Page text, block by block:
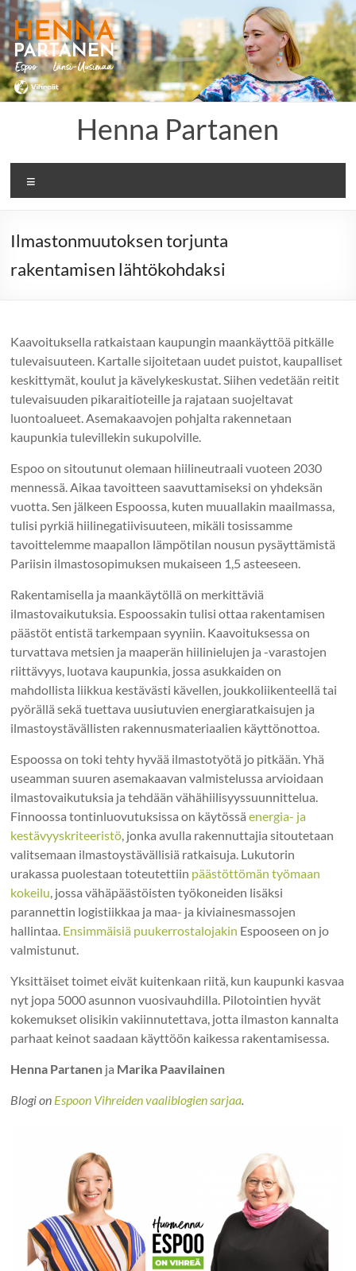
Skip
to
content
Henna Partanen
Ilmastonmuutoksen torjunta
rakentamisen lähtökohdaksi
Kaavoituksella ratkaistaan kaupungin maankäyttöä pitkälle
tulevaisuuteen. Kartalle sijoitetaan uudet puistot, kaupalliset
keskittymät, koulut ja kävelykeskustat. Siihen vedetään reitit
tulevaisuuden pikaraitioteille ja rajataan suojeltavat
luontoalueet. Asemakaavojen pohjalta rakennetaan
kaupunkia tulevillekin sukupolville.
Espoo on sitoutunut olemaan hiilineutraali vuoteen 2030
mennessä. Aikaa tavoitteen saavuttamiseksi on yhdeksän
vuotta. Sen jälkeen Espoossa, kuten muuallakin maailmassa,
tulisi pyrkiä hiilinegatiivisuuteen, mikäli tosissamme
tavoittelemme maapallon lämpötilan nousun pysäyttämistä
Pariisin ilmastosopimuksen mukaiseen 1,5 asteeseen.
Rakentamisella ja maankäytöllä on merkittäviä
ilmastovaikutuksia. Espoossakin tulisi ottaa rakentamisen
päästöt entistä tarkempaan syyniin. Kaavoituksessa on
turvattava metsien ja maaperän hiilinielujen ja -varastojen
riittävyys, luotava kaupunkia, jossa asukkaiden on
mahdollista liikkua kestävästi kävellen, joukkoliikenteellä tai
pyörällä sekä tuettava uusiutuvien energiaratkaisujen ja
ilmastoystävällisten rakennusmateriaalien käyttönottoa.
Espoossa on toki tehty hyvää ilmastotyötä jo pitkään. Yhä
useamman suuren asemakaavan valmistelussa arvioidaan
ilmastovaikutuksia ja tehdään vähähiilisyyssuunnittelua.
Finnoossa tontinluovutuksissa on käytössäenergia- ja
kestävyyskriteeristö, jonka avulla rakennuttajia sitoutetaan
valitsemaan ilmastoystävällisiä ratkaisuja. Lukutorin
urakassa puolestaan toteutettiin päästöttömän työmaan
kokeilu, jossa vähäpäästöisten työkoneiden lisäksi
parannettin logistiikkaa ja maa- ja kiviainesmassojen
hallintaa. Ensimmäisiä puukerrostalojakin Espooseen on jo
valmistunut.
Yksittäiset toimet eivät kuitenkaan riitä, kun kaupunki kasvaa
nyt jopa 5000 asunnon vuosivauhdilla. Pilotointien hyvät
kokemukset olisikin vakiinnutettava, jotta ilmaston kannalta
parhaat keinot saadaan käyttöön kaikessa rakentamisessa.
Henna Partanen ja Marika Paavilainen
Blogi on Espoon Vihreiden vaaliblogien sarjaa.